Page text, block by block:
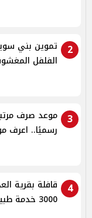
2
تموين بني
الفلفل
3
رسميًا.. اعرف
4
قافلة بقرية
3000 خدمة طبية مجانية